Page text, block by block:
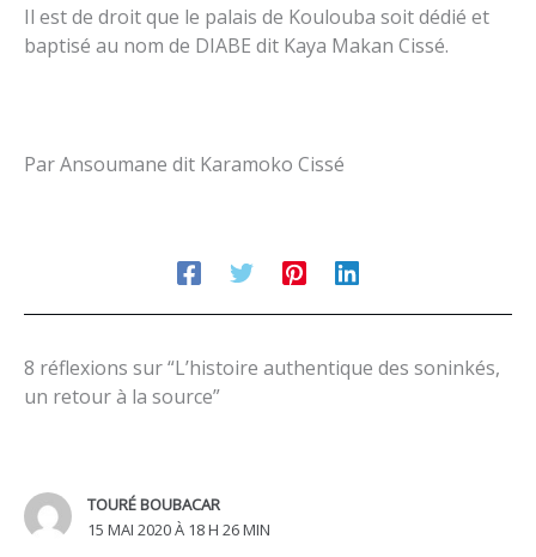
Il est de droit que le palais de Koulouba soit dédié et
baptisé au nom de DIABE dit Kaya Makan Cissé.
Par Ansoumane dit Karamoko Cissé
8 réflexions sur “L’histoire authentique des soninkés,
un retour à la source”
TOURÉ BOUBACAR
15 MAI 2020 À 18 H 26 MIN